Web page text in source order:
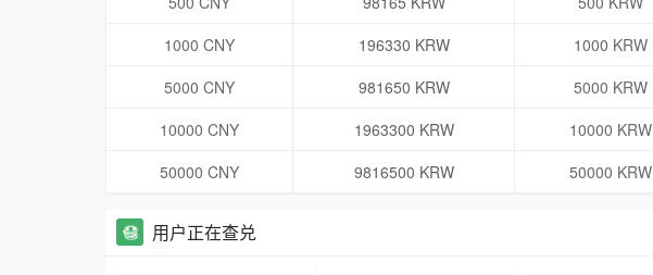
1000 CNY
196330 KRW 1000 KRW
5000 CNY
981650 KRW 5000 KRW
10000 CNY
1963300 KRW 10000 KRW
50000 CNY
9816500 KRW 50000 KRW
用户正在查兑